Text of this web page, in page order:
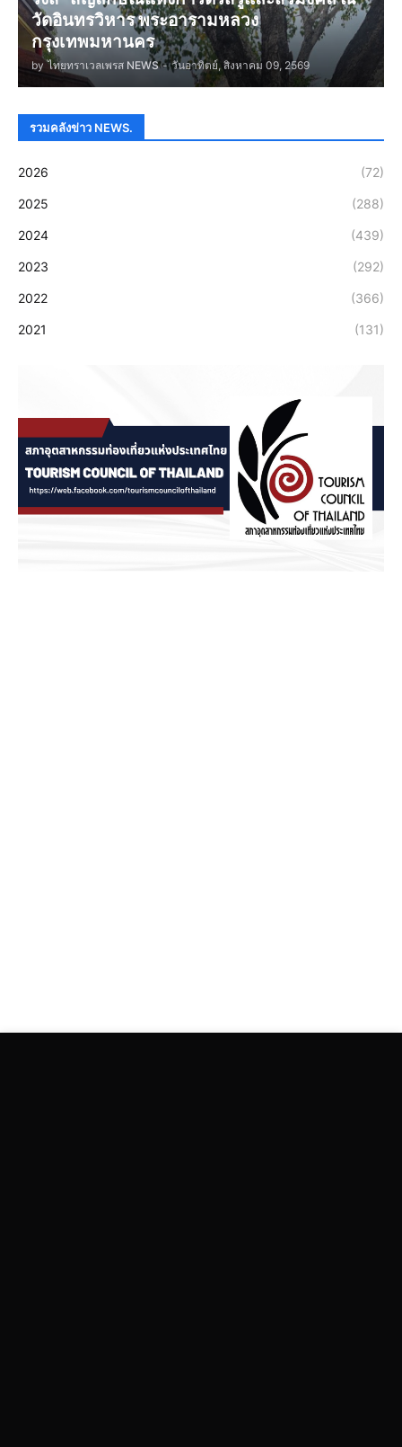
วัดอินทรวิหาร พระอารามหลวง
กรุงเทพมหานคร
by ไทยทราเวลเพรส NEWS - วันอาทิตย์, สิงหาคม 09, 2569
รวมคลังข่าว NEWS.
2026 (72)
2025 (288)
2024 (439)
2023 (292)
2022 (366)
2021 (131)